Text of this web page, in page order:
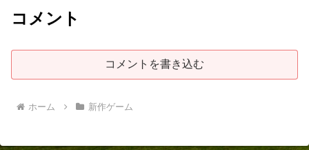
コメント
コメントを書き込む
ホーム 新作ゲーム